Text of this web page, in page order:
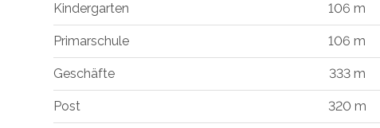
Kindergarten 106 m
Primarschule 106 m
Geschäfte 333 m
Post 320 m